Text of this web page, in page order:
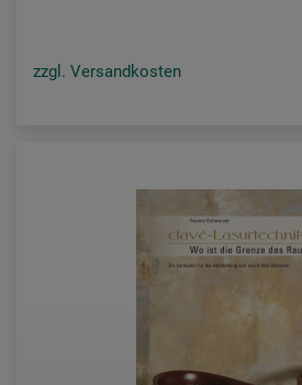
zzgl. Versandkosten